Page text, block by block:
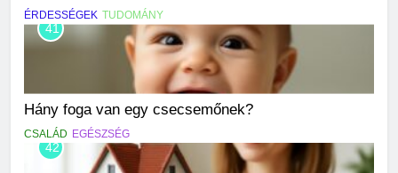
ÉRDESSÉGEK TUDOMÁNY
41
Hány foga van egy csecsemőnek?
CSALÁD EGÉSZSÉG
42